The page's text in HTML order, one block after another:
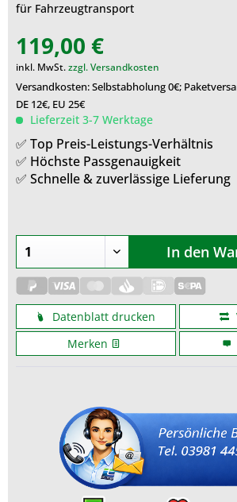
für Fahrzeugtransport
119,00 €
inkl. MwSt.zzgl. Versandkosten
Versandkosten: Selbstabholung 0€;
DE 12€, EU 25€
Lieferzeit 3-7 Werktage
✅ Top Preis-Leistungs-Verhältnis
✅ Höchste Passgenauigkeit
✅ Schnelle & zuverlässige Lieferung
In den
Datenblatt drucken
Merken